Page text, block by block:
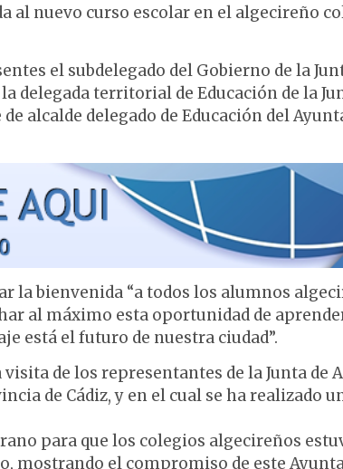
al nuevo curso escolar en el algecireño
el subdelegado del Gobierno de la
delegada territorial de Educación de la
alcalde delegado de Educación del
la bienvenida “a todos los alumnos
al máximo esta oportunidad de
está el futuro de nuestra ciudad”.
de los representantes de la Junta de
de Cádiz, y en el cual se ha realizado
para que los colegios algecireños
mostrando el compromiso de este